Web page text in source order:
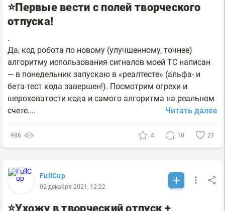
⭐Первые вести с полей творческого
отпуска!
.
Да, код робота по новому (улучшенному, точнее)
алгоритму использования сигналов моей ТС написан
— в понедельник запускаю в «реалтесте» (альфа- и
бета-тест кода завершен!). Посмотрим огрехи и
шероховатости кода и самого алгоритма на реальном
счете....
Читать далее
986 4 10 21
FullCup
02 декабря 2021, 12:22
⭐Ухожу в творческий отпуск +